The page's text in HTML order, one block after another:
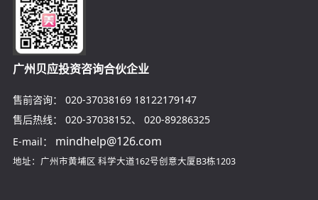
广州贝应投资咨询合伙企业
售前咨询： 020-37038169 18122179147
售后热线：
020-37038152、 020-89286325
E-mail：
mindhelp@126.com
地址：广州市黄埔区 科学大道162号创意大厦B3栋1203